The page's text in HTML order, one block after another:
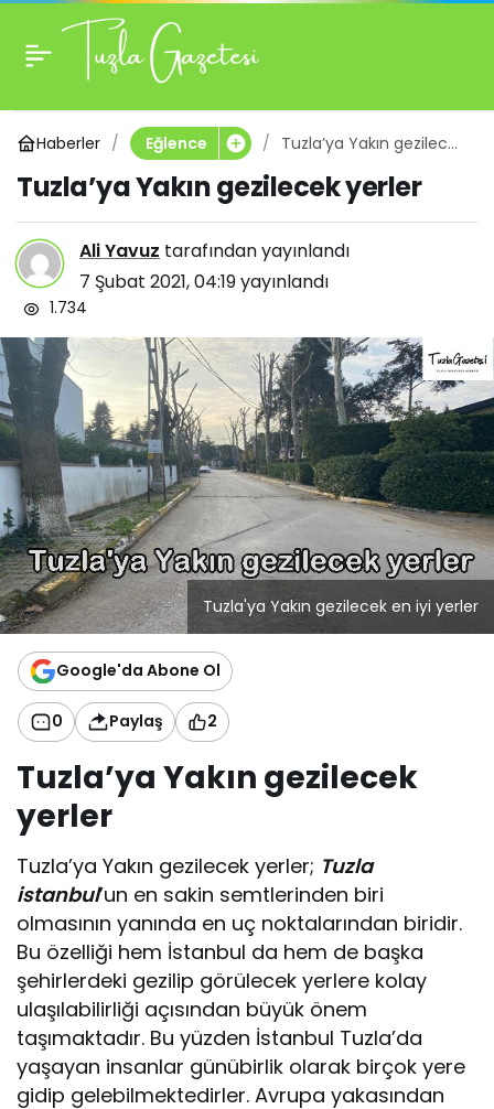
Haberler Eğlence
Tuzla’ya Yakın gezilecek
Tuzla’ya Yakın gezilecek yerler
Ali Yavuz tarafından yayınlandı
7 Şubat 2021, 04:19yayınlandı
1.734
Tuzla'ya Yakın gezilecek en iyi yerler
Google'da Abone Ol
0 Paylaş 2
Tuzla’ya Yakın gezilecek
yerler
Tuzla’ya Yakın gezilecek yerler; Tuzla
istanbul’un en sakin semtlerinden biri
olmasının yanında en uç noktalarından biridir.
Bu özelliği hem İstanbul da hem de başka
şehirlerdeki gezilip görülecek yerlere kolay
ulaşılabilirliği açısından büyük önem
taşımaktadır. Bu yüzden İstanbul Tuzla’da
yaşayan insanlar günübirlik olarak birçok yere
gidip gelebilmektedirler. Avrupa yakasından
Tuzla’ya Yakın
gezilecek yerler